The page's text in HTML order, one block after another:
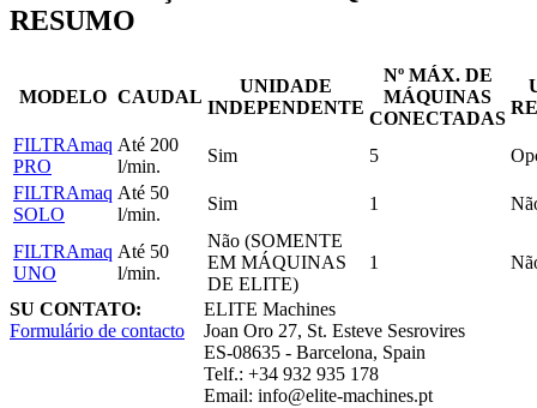
RESUMO
MODELO CAUDAL
UNIDADE
INDEPENDENTE
Nº MÁX. DE
MÁQUINAS
CONECTADAS
FILTRAmaq
PRO
Até 200
l/min.
Sim 5
FILTRAmaq
SOLO
Até 50
l/min.
Sim 1
FILTRAmaq
UNO
Até 50
l/min.
Não (SOMENTE
EM MÁQUINAS
DE ELITE)
1
SU CONTATO:
Formulário de contacto
ELITE Machines
Joan Oro 27, St. Esteve Sesrovires
ES-08635 - Barcelona, Spain
Telf.: +34 932 935 178
Email: info@elite-machines.pt